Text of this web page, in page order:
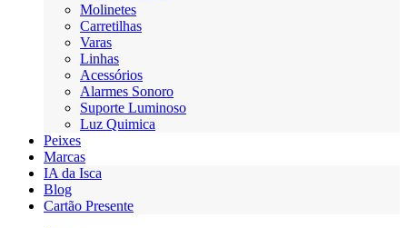
Molinetes
Carretilhas
Varas
Linhas
Acessórios
Alarmes Sonoro
Suporte Luminoso
Luz Quimica
Peixes
Marcas
IA da Isca
Blog
Cartão Presente